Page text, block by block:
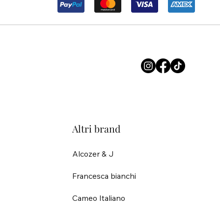
Altri brand
Alcozer & J
Francesca bianchi
Cameo Italiano